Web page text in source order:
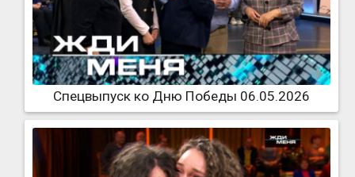
Спецвыпуск ко Дню Победы 06.05.2026